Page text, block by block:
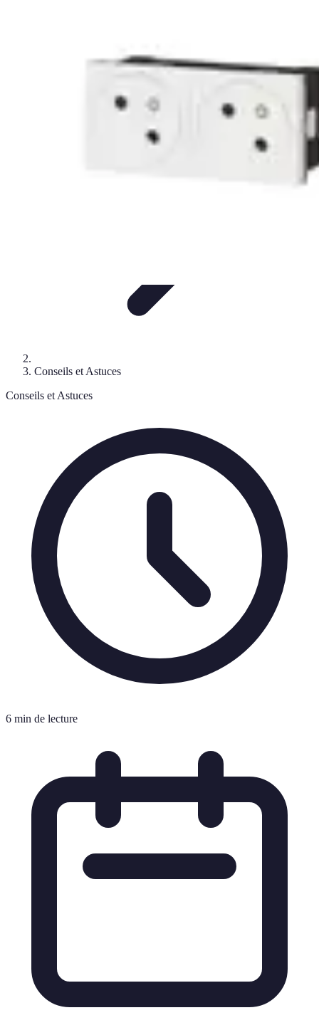
Conseils et Astuces
Conseils et Astuces
6 min de lecture